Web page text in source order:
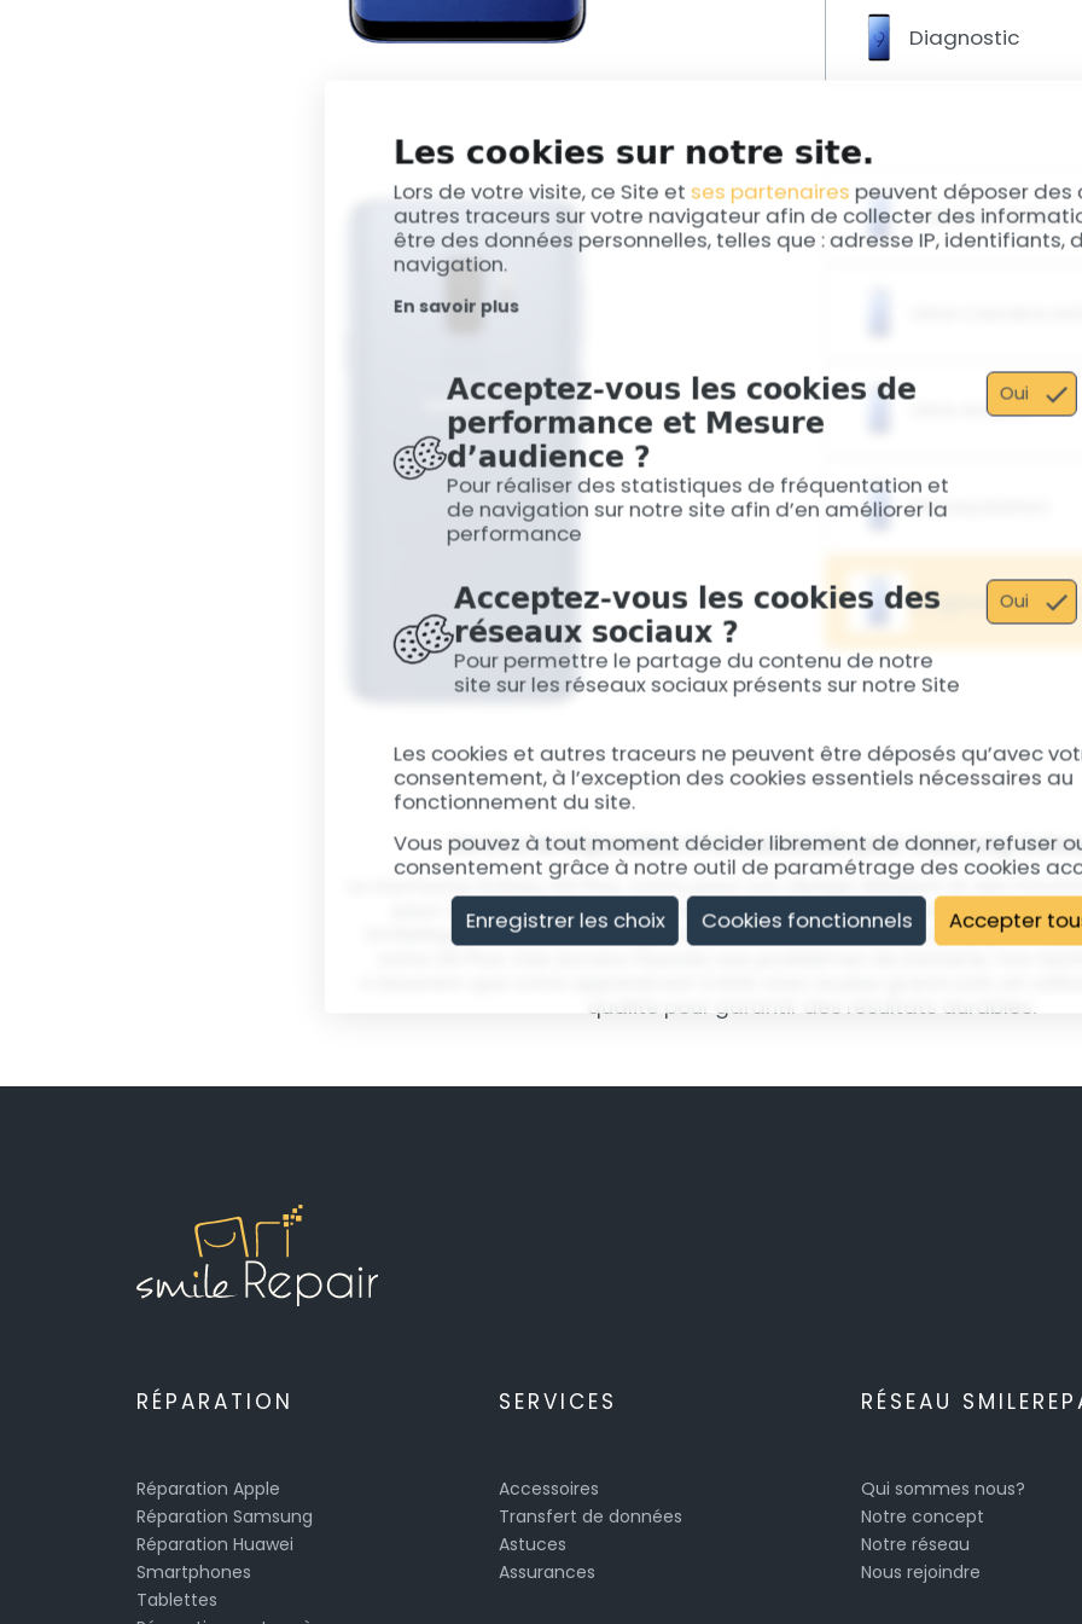
Les cookies sur notre site.
Lors de votre visite, ce Site et ses partenaires peuvent déposer des
autres traceurs sur votre navigateur afin de collecter des
être des données personnelles, telles que : adresse IP, identifiants,
navigation.
En savoir plus
Acceptez-vous les cookies de
performance et Mesure
d’audience ?
Pour réaliser des statistiques de fréquentation et
de navigation sur notre site afin d’en améliorer la
performance
Oui
Acceptez-vous les cookies des
réseaux sociaux ?
Pour permettre le partage du contenu de notre
site sur les réseaux sociaux présents sur notre Site
Oui
Les cookies et autres traceurs ne peuvent être déposés qu’avec
consentement, à l’exception des cookies essentiels nécessaires au
fonctionnement du site.
Vous pouvez à tout moment décider librement de donner, refuser
consentement grâce à notre outil de paramétrage des cookies
Enregistrer les choix
Cookies fonctionnels Accepter
votre expérience
parleur pour Samsung
appareil, vous
Diagnostic
nécessaires pour assurer
Caméra Arrière
Si les photos prises avec
nettes et précises
la caméra arrière. Notre
retrouver la haute
Une vitre de caméra
vos photos. Notre
arrière protège votre
assurant des prises de
Vitre Arrière
Votre Samsung S9 Plus
Remplacez-la pour
extérieurs et conserver
remplacement rapide et
Désoxydation
Exposition à l'eau ou à
pour le Samsung S9 Plus
nettoyer et réparer les
dommages causés par
restaurer pleinement la
Diagnostic
90% des cartes-mères
nombreuses
En savoir plus
Service de Réparation Professionnelle pour Samsung
Le Samsung Galaxy S9 Plus, connu pour son design élégant et ses
peut rencontrer des problèmes qui nécessitent une expertise
SmileRepair, nous avons l'expérience et les outils nécessaires pour
qualité pour garantir des résultats durables.
RÉPARATION
Réparation Apple
Réparation Samsung
Réparation Huawei
Smartphones
Tablettes
SERVICES
Accessoires
Transfert de données
Astuces
Assurances
RÉSEAU
Qui sommes nous?
Notre concept
Notre réseau
Nous rejoindre